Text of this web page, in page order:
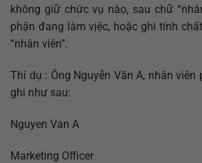
không giữ chức vụ nào, sau chữ
phận đang làm vịệc, hoặc ghi tính
“nhân viên”.
Thí dụ : Ông Nguyễn Văn A, nhân
ghi như sau:
Nguyen Van A
Marketing Officer